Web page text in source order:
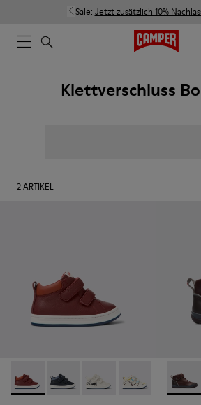
Sale: Jetzt zusätzlich 10%
Klettverschluss
2ARTIKEL
Runner - K900337-002 - Weinroter
Runner - K900337-005
Runner - K900337-004
Runner -Runner
Peu